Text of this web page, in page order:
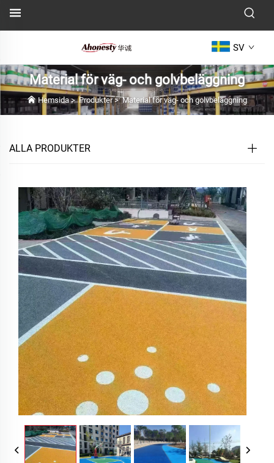
SV
Material för väg- och golvbeläggning
Hemsida>Produkter>Material för väg- och golvbeläggning
ALLA PRODUKTER